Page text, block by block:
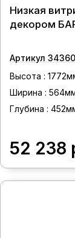
Низкая
декором
Артикул 34360
Высота :
Ширина :
Глубина :
52 238